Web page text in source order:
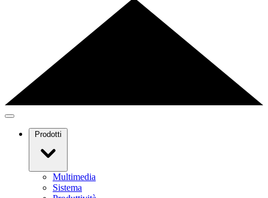
Prodotti
Multimedia
Sistema